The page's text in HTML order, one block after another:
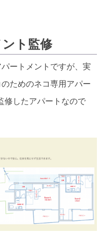
ト監修
ートメントですが、実
ためのネコ専用アパー
修したアパートなので